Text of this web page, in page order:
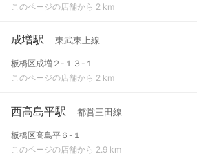
このページの店舗から 2 km
成増駅 東武東上線
板橋区成増２-１３-１
このページの店舗から 2 km
西高島平駅 都営三田線
板橋区高島平６-１
このページの店舗から 2.9 km